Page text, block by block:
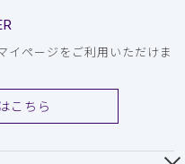
イページをご利用いただけま
こちら